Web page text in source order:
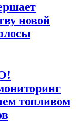
новой
топливом